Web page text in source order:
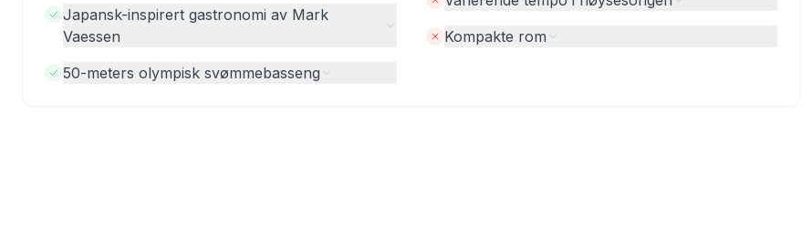
Japansk-inspirert gastronomi av Mark
Vaessen
50-meters olympisk svømmebasseng
Kompakte rom